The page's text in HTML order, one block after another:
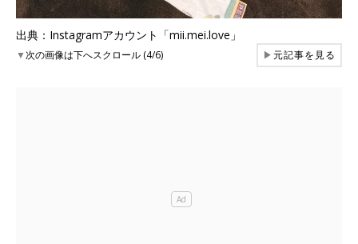
出典：Instagramアカウント「mii.mei.love」
▼次の画像は下へスクロール (4/6) ▶元記事を見る